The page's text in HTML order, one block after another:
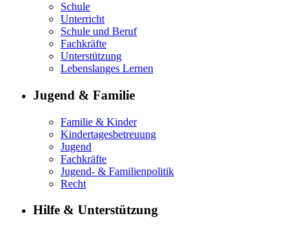
Schule
Unterricht
Schule und Beruf
Fachkräfte
Unterstützung
Lebenslanges Lernen
Jugend & Familie
Familie & Kinder
Kindertagesbetreuung
Jugend
Fachkräfte
Jugend- & Familienpolitik
Recht
Hilfe & Unterstützung